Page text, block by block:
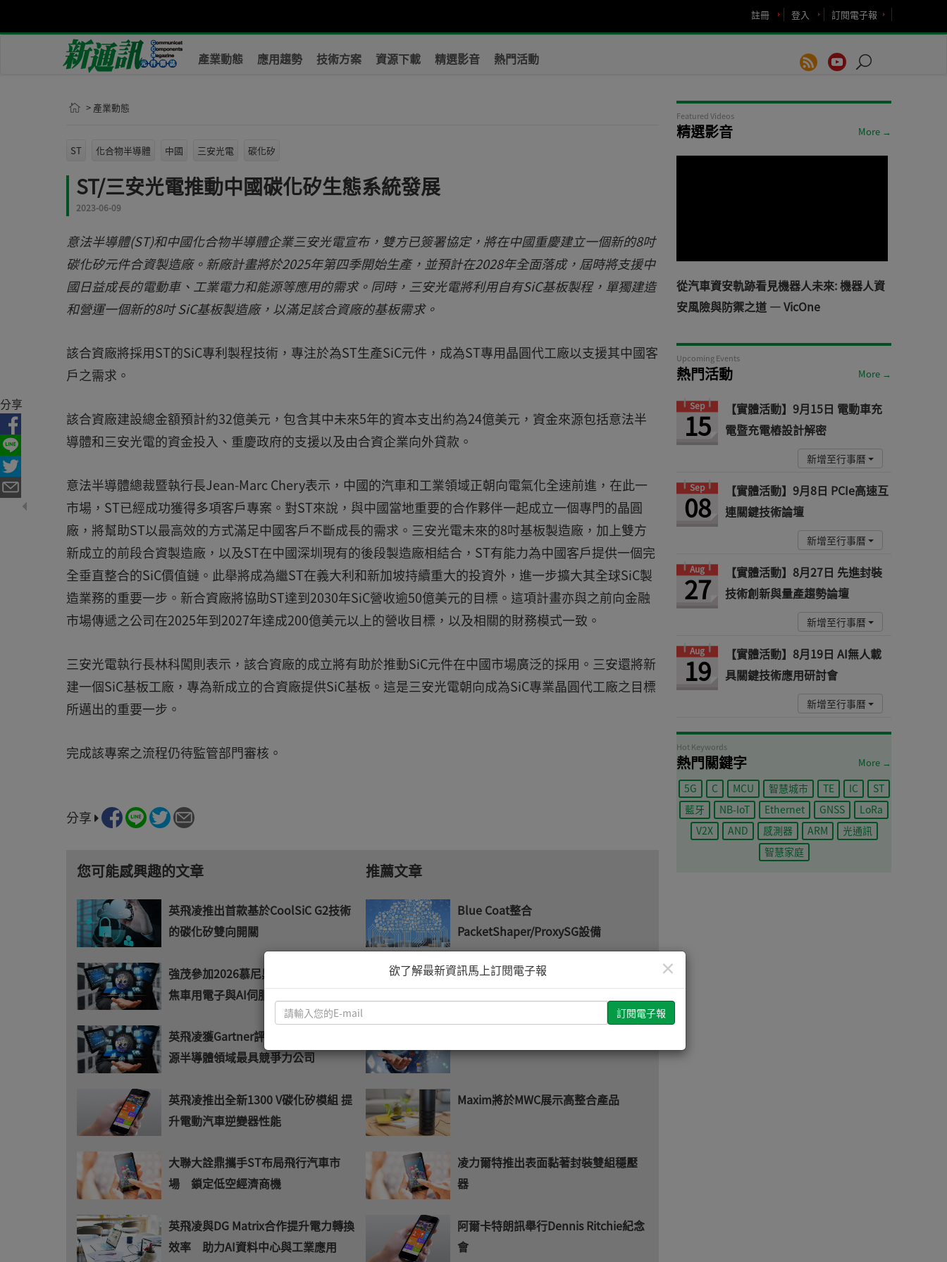
訂閱電子報
登入
註冊
產業動態 應用趨勢 技術方案 資源下載 精選影音 熱門活動
> 產業動態
ST 化合物半導體 中國 三安光電 碳化矽
ST/三安光電推動中國碳化矽生態系統發展
2023-06-09
意法半導體(ST)和中國化合物半導體企業三安光電宣布，雙方已簽署協定，將在中國重慶建立一個新的8吋
碳化矽元件合資製造廠。新廠計畫將於2025年第四季開始生產，並預計在2028年全面落成，屆時將支援中
國日益成長的電動車、工業電力和能源等應用的需求。同時，三安光電將利用自有SiC基板製程，單獨建造
和營運一個新的8吋 SiC基板製造廠，以滿足該合資廠的基板需求。
該合資廠將採用ST的SiC專利製程技術，專注於為ST生產SiC元件，成為ST專用晶圓代工廠以支援其中國客
戶之需求。
該合資廠建設總金額預計約32億美元，包含其中未來5年的資本支出約為24億美元，資金來源包括意法半
導體和三安光電的資金投入、重慶政府的支援以及由合資企業向外貸款。
意法半導體總裁暨執行長Jean-Marc Chery表示，中國的汽車和工業領域正朝向電氣化全速前進，在此一
市場，ST已經成功獲得多項客戶專案。對ST來說，與中國當地重要的合作夥伴一起成立一個專門的晶圓
廠，將幫助ST以最高效的方式滿足中國客戶不斷成長的需求。三安光電未來的8吋基板製造廠，加上雙方
新成立的前段合資製造廠，以及ST在中國深圳現有的後段製造廠相結合，ST有能力為中國客戶提供一個完
全垂直整合的SiC價值鏈。此舉將成為繼ST在義大利和新加坡持續重大的投資外，進一步擴大其全球SiC製
造業務的重要一步。新合資廠將協助ST達到2030年SiC營收逾50億美元的目標。這項計畫亦與之前向金融
市場傳遞之公司在2025年到2027年達成200億美元以上的營收目標，以及相關的財務模式一致。
三安光電執行長林科闖則表示，該合資廠的成立將有助於推動SiC元件在中國市場廣泛的採用。三安還將新
建一個SiC基板工廠，專為新成立的合資廠提供SiC基板。這是三安光電朝向成為SiC專業晶圓代工廠之目標
所邁出的重要一步。
完成該專案之流程仍待監管部門審核。
分享
您可能感興趣的文章
英飛凌推出首款基於CoolSiC G2技術
的碳化矽雙向開關
強茂參加2026慕尼黑上海電子展 聚
焦車用電子與AI伺服器解決方案
英飛凌獲Gartner評選為AI資料中心電
源半導體領域最具競爭力公司
英飛凌推出全新1300 V碳化矽模組 提
升電動汽車逆變器性能
大聯大詮鼎攜手ST布局飛行汽車市
場 鎖定低空經濟商機
英飛凌與DG Matrix合作提升電力轉換
效率 助力AI資料中心與工業應用
推薦文章
Blue Coat整合
PacketShaper/ProxySG設備
安森美/Transphorm推出600V GaN電
晶體
Maxim將於MWC展示高整合產品
凌力爾特推出表面黏著封裝雙組穩壓
器
阿爾卡特朗訊舉行Dennis Ritchie紀念
會
Featured Videos
精選影音 More →
從汽車資安軌跡看見機器人未來: 機器人資
安風險與防禦之道 — VicOne
Upcoming Events
熱門活動 More →
Sep
15
【實體活動】9月15日 電動車充
電暨充電樁設計解密
新增至行事曆
Sep
08
【實體活動】9月8日 PCIe高速互
連關鍵技術論壇
新增至行事曆
Aug
27
【實體活動】8月27日 先進封裝
技術創新與量產趨勢論壇
新增至行事曆
Aug
19
【實體活動】8月19日 AI無人載
具關鍵技術應用研討會
新增至行事曆
Hot Keywords
熱門關鍵字 More →
5G C MCU 智慧城市 TE IC
ST
藍牙
NB-IoT Ethernet GNSS
LoRa
V2X
AND 感測器 ARM
光通訊
智慧家庭
分享
×
欲了解最新資訊馬上訂閱電子報
輸
您
E-
mail